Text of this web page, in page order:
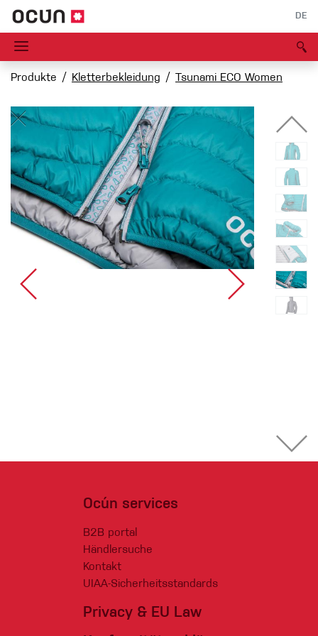
DE
Produkte Kletterbekleidung Tsunami ECO Women
Ocún services
B2B portal
Händlersuche
Kontakt
UIAA-Sicherheitsstandards
Privacy & EU Law